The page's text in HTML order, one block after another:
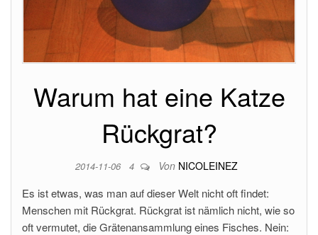
Warum hat eine Katze
Rückgrat?
2014-11-06 4 Von NICOLEINEZ
Es ist etwas, was man auf dieser Welt nicht oft findet:
Menschen mit Rückgrat. Rückgrat ist nämlich nicht, wie so
oft vermutet, die Grätenansammlung eines Fisches. Nein: